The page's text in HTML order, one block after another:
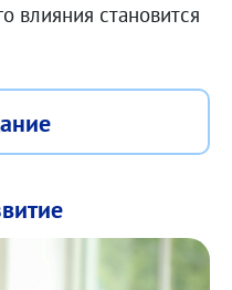
влияния становится